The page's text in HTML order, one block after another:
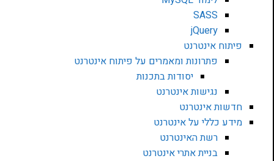
SASS
jQuery
פיתוח אינטרנט
פתרונות ומאמרים על פיתוח אינטרנט
יסודות בתכנות
נגישות אינטרנט
חדשות אינטרנט
מידע כללי על אינטרנט
רשת האינטרנט
בניית אתרי אינטרנט